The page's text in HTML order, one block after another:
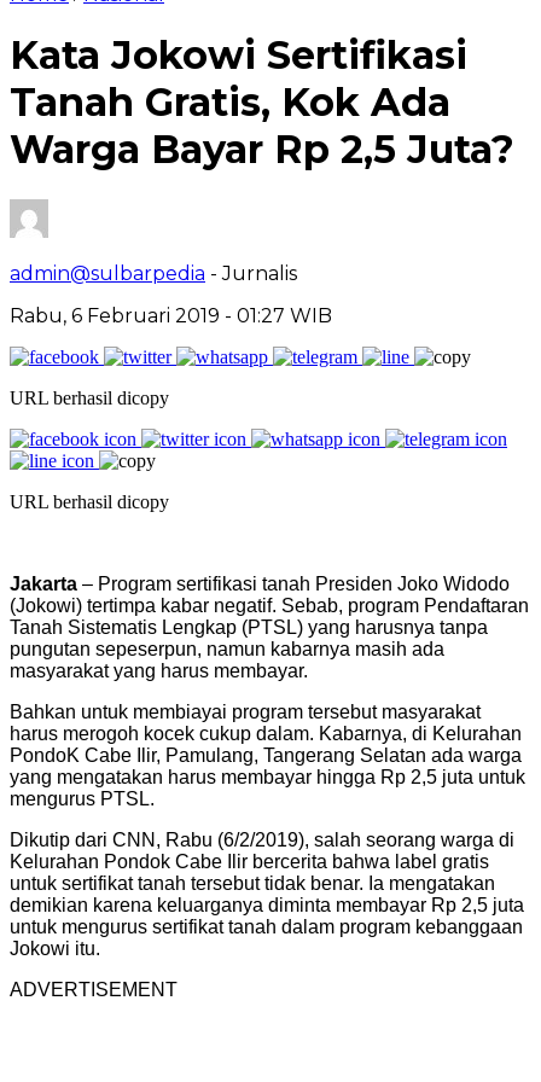
Kata Jokowi Sertifikasi
Tanah Gratis, Kok Ada
Warga Bayar Rp 2,5 Juta?
admin@sulbarpedia - Jurnalis
Rabu, 6 Februari 2019 - 01:27 WIB
URL berhasil dicopy
URL berhasil dicopy
Jakarta – Program sertifikasi tanah Presiden Joko Widodo
(Jokowi) tertimpa kabar negatif. Sebab, program Pendaftaran
Tanah Sistematis Lengkap (PTSL) yang harusnya tanpa
pungutan sepeserpun, namun kabarnya masih ada
masyarakat yang harus membayar.
Bahkan untuk membiayai program tersebut masyarakat
harus merogoh kocek cukup dalam. Kabarnya, di Kelurahan
PondoK Cabe Ilir, Pamulang, Tangerang Selatan ada warga
yang mengatakan harus membayar hingga Rp 2,5 juta untuk
mengurus PTSL.
Dikutip dari CNN, Rabu (6/2/2019), salah seorang warga di
Kelurahan Pondok Cabe Ilir bercerita bahwa label gratis
untuk sertifikat tanah tersebut tidak benar. Ia mengatakan
demikian karena keluarganya diminta membayar Rp 2,5 juta
untuk mengurus sertifikat tanah dalam program kebanggaan
Jokowi itu.
ADVERTISEMENT